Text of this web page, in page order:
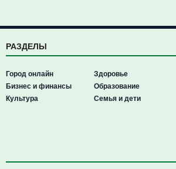
РАЗДЕЛЫ
Город онлайн
Бизнес и финансы
Культура
Здоровье
Образование
Семья и дети